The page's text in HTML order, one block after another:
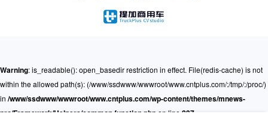
Warning: is_readable(): open_basedir restriction in effect. File(redis-cache) is not
within the allowed path(s): (/www/ssdwww/wwwroot/www.cntplus.com/:/tmp/:/proc/)
in /www/ssdwww/wwwroot/www.cntplus.com/wp-content/themes/mnews-
pro/Framework/Helpers/common.function.php on line 237